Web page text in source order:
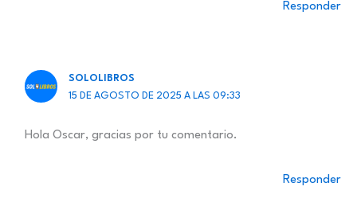
Responder
SOLOLIBROS
15 DE AGOSTO DE 2025 A LAS 09:33
Hola Oscar, gracias por tu comentario.
Responder